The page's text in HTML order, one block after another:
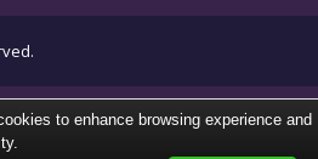
to enhance browsing experience and